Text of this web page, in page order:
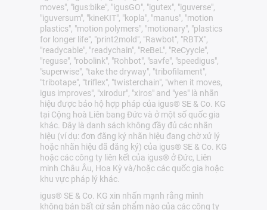
moves", "igus:bike", "igusGO", "igutex", "iguverse",
"iguversum", "kineKIT", "kopla", "manus", "motion
plastics", "motion polymers", "motionary", "plastics
for longer life", "print2mold", "Rawbot", "RBTX",
"readycable", "readychain", "ReBeL", "ReCyycle",
"reguse", "robolink", "Rohbot", "savfe", "speedigus",
"superwise", "take the dryway", "tribofilament",
"tribotape", "triflex", "twisterchain", "when it moves,
igus improves", "xirodur", "xiros" and "yes" là nhãn
hiệu được bảo hộ hợp pháp của igus® SE & Co. KG
tại Cộng hoà Liên bang Đức và ở một số quốc gia
khác. Đây là danh sách không đầy đủ các nhãn
hiệu (ví dụ: đơn đăng ký nhãn hiệu đang chờ xử lý
hoặc nhãn hiệu đã đăng ký) của igus® SE & Co. KG
hoặc các công ty liên kết của igus® ở Đức, Liên
minh Châu Âu, Hoa Kỳ và/hoặc các quốc gia hoặc
khu vực pháp lý khác.
igus® SE & Co. KG xin nhấn mạnh rằng mình
không bán bất cứ sản phẩm nào của các công ty